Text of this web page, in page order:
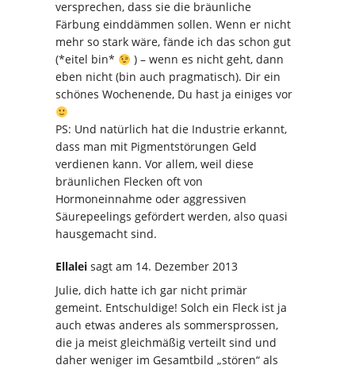
versprechen, dass sie die bräunliche
Färbung einddämmen sollen. Wenn er nicht
mehr so stark wäre, fände ich das schon gut
(*eitel bin*
) – wenn es nicht geht, dann
eben nicht (bin auch pragmatisch). Dir ein
schönes Wochenende, Du hast ja einiges vor
PS: Und natürlich hat die Industrie erkannt,
dass man mit Pigmentstörungen Geld
verdienen kann. Vor allem, weil diese
bräunlichen Flecken oft von
Hormoneinnahme oder aggressiven
Säurepeelings gefördert werden, also quasi
hausgemacht sind.
Ellalei sagt am 14. Dezember 2013
Julie, dich hatte ich gar nicht primär
gemeint. Entschuldige! Solch ein Fleck ist ja
auch etwas anderes als sommersprossen,
die ja meist gleichmäßig verteilt sind und
daher weniger im Gesamtbild „stören“ als